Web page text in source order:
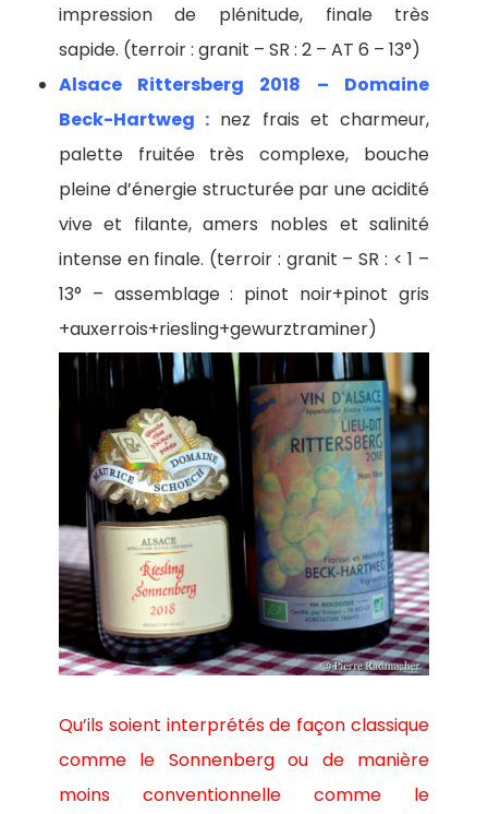
impression de plénitude, finale très
sapide. (terroir : granit – SR : 2 – AT 6 – 13°)
Alsace Rittersberg 2018 – Domaine
Beck-Hartweg : nez frais et charmeur,
palette fruitée très complexe, bouche
pleine d’énergie structurée par une acidité
vive et filante, amers nobles et salinité
intense en finale. (terroir : granit – SR : < 1 –
13° – assemblage : pinot noir+pinot gris
+auxerrois+riesling+gewurztraminer)
Qu’ils soient interprétés de façon classique
comme le Sonnenberg ou de manière
moins conventionnelle comme le